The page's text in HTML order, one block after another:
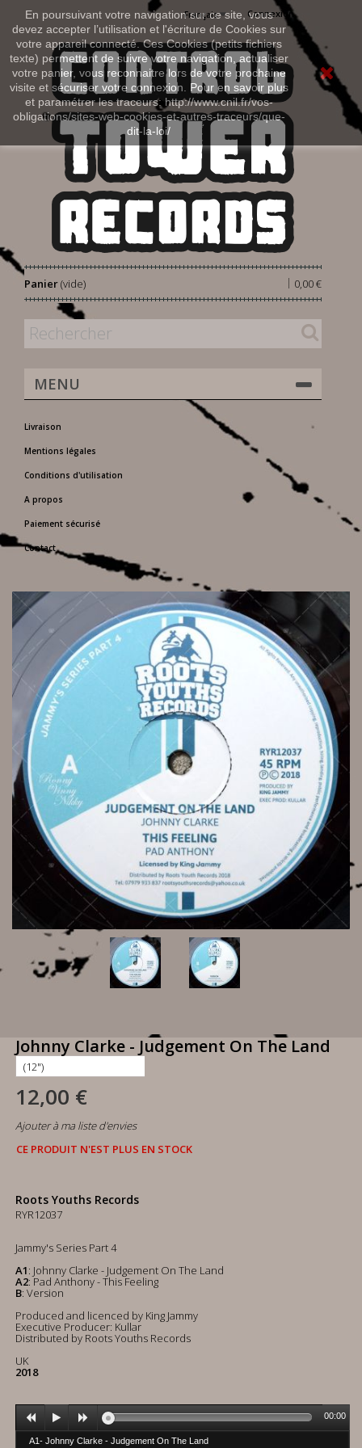
En poursuivant votre navigation sur ce site, vous
devez accepter l’utilisation et l'écriture de Cookies sur
votre appareil connecté. Ces Cookies (petits fichiers
texte) permettent de suivre votre navigation, actualiser
votre panier, vous reconnaitre lors de votre prochaine
visite et sécuriser votre connexion. Pour en savoir plus
et paramétrer les traceurs: http://www.cnil.fr/vos-
obligations/sites-web-cookies-et-autres-traceurs/que-
dit-la-loi/
Connexion
Français
Panier 0,00 €
|
(vide)
MENU
Livraison
Mentions légales
Conditions d'utilisation
A propos
Paiement sécurisé
Contact
Johnny Clarke - Judgement On The Land
12,00 €
Ajouter à ma liste d'envies
CE PRODUIT N'EST PLUS EN STOCK
Roots Youths Records
RYR12037
Jammy's Series Part 4
A1: Johnny Clarke - Judgement On The Land
A2: Pad Anthony - This Feeling
B: Version
Produced and licenced by King Jammy
Executive Producer: Kullar
Distributed by Roots Youths Records
UK
2018
A1- Johnny Clarke - Judgement On The Land
00:00